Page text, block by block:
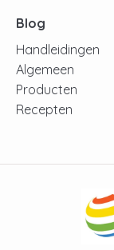
Blog
Handleidingen
Algemeen
Producten
Recepten